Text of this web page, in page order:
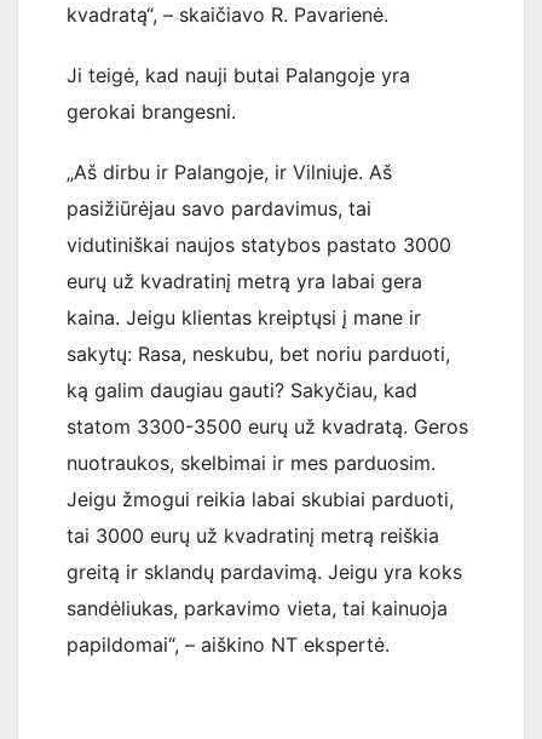
kvadratą“, – skaičiavo R. Pavarienė.
Ji teigė, kad nauji butai Palangoje yra
gerokai brangesni.
„Aš dirbu ir Palangoje, ir Vilniuje. Aš
pasižiūrėjau savo pardavimus, tai
vidutiniškai naujos statybos pastato 3000
eurų už kvadratinį metrą yra labai gera
kaina. Jeigu klientas kreiptųsi į mane ir
sakytų: Rasa, neskubu, bet noriu parduoti,
ką galim daugiau gauti? Sakyčiau, kad
statom 3300-3500 eurų už kvadratą. Geros
nuotraukos, skelbimai ir mes parduosim.
Jeigu žmogui reikia labai skubiai parduoti,
tai 3000 eurų už kvadratinį metrą reiškia
greitą ir sklandų pardavimą. Jeigu yra koks
sandėliukas, parkavimo vieta, tai kainuoja
papildomai“, – aiškino NT ekspertė.